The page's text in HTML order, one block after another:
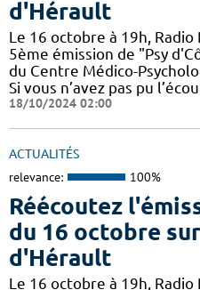
d'Hérault
Le 16 octobre à 19h,
5ème émission de "Psy
du Centre Médico-
Si vous n’avez pas pu
18/10/2024 02:00
ACTUALITÉS
relevance: 100%
Réécoutez
du 16 octobre
d'Hérault
Le 16 octobre à 19h,